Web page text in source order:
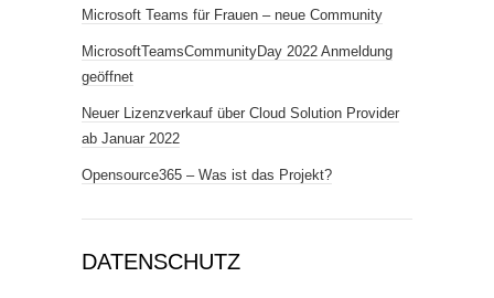
Microsoft Teams für Frauen – neue Community
MicrosoftTeamsCommunityDay 2022 Anmeldung
geöffnet
Neuer Lizenzverkauf über Cloud Solution Provider
ab Januar 2022
Opensource365 – Was ist das Projekt?
DATENSCHUTZ